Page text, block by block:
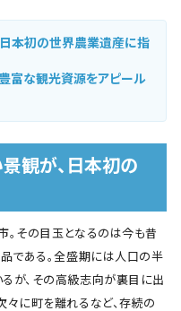
本初の世界農業遺産に指
富な観光資源をアピール
観が、日本初の
。その目玉となるのは今も昔
品である。全盛期には人口の半
が、その高級志向が裏目に出
々に町を離れるなど、存続の